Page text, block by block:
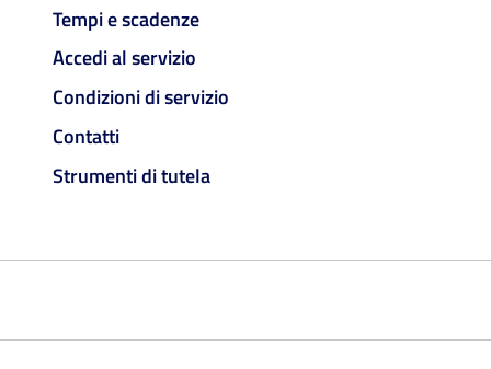
Tempi e scadenze
Accedi al servizio
Condizioni di servizio
Contatti
Strumenti di tutela